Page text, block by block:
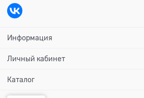
Информация
Личный кабинет
Каталог